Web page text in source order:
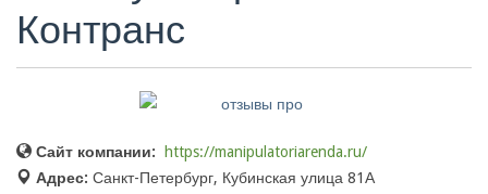
Контранс
Сайт компании:
https://manipulatoriarenda.ru/
Адрес: Санкт-Петербург, Кубинская улица 81А